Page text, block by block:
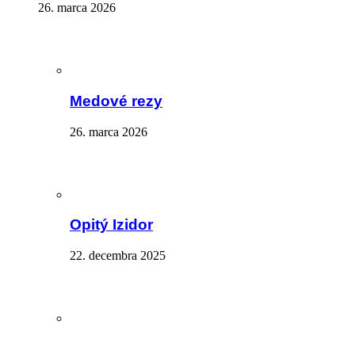
26. marca 2026
Medové rezy
26. marca 2026
Opitý Izidor
22. decembra 2025